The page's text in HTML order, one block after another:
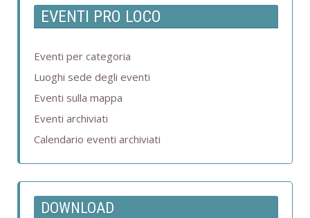
EVENTI PRO LOCO
Eventi per categoria
Luoghi sede degli eventi
Eventi sulla mappa
Eventi archiviati
Calendario eventi archiviati
DOWNLOAD